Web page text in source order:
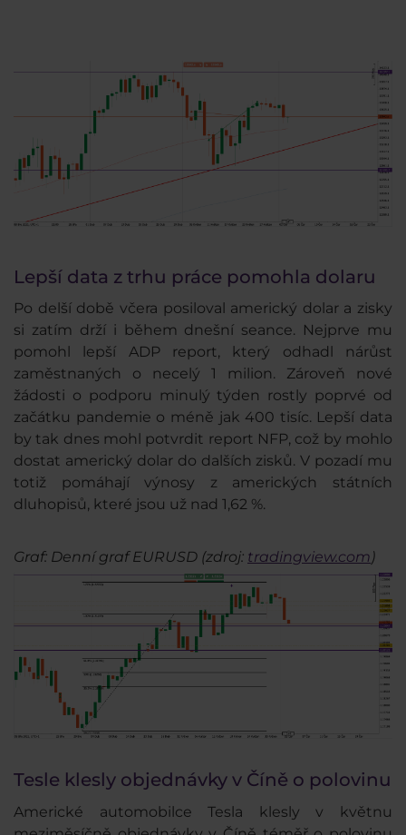
Lepší data z trhu práce pomohla dolaru
Po delší době včera posiloval americký dolar a zisky
si zatím drží i během dnešní seance. Nejprve mu
pomohl lepší ADP report, který odhadl nárůst
zaměstnaných o necelý 1 milion. Zároveň nové
žádosti o podporu minulý týden rostly poprvé od
začátku pandemie o méně jak 400 tisíc. Lepší data
by tak dnes mohl potvrdit report NFP, což by mohlo
dostat americký dolar do dalších zisků. V pozadí mu
totiž pomáhají výnosy z amerických státních
dluhopisů, které jsou už nad 1,62 %.
Graf: Denní graf EURUSD (zdroj: tradingview.com)
Tesle klesly objednávky v Číně o polovinu
Americké automobilce Tesla klesly v květnu